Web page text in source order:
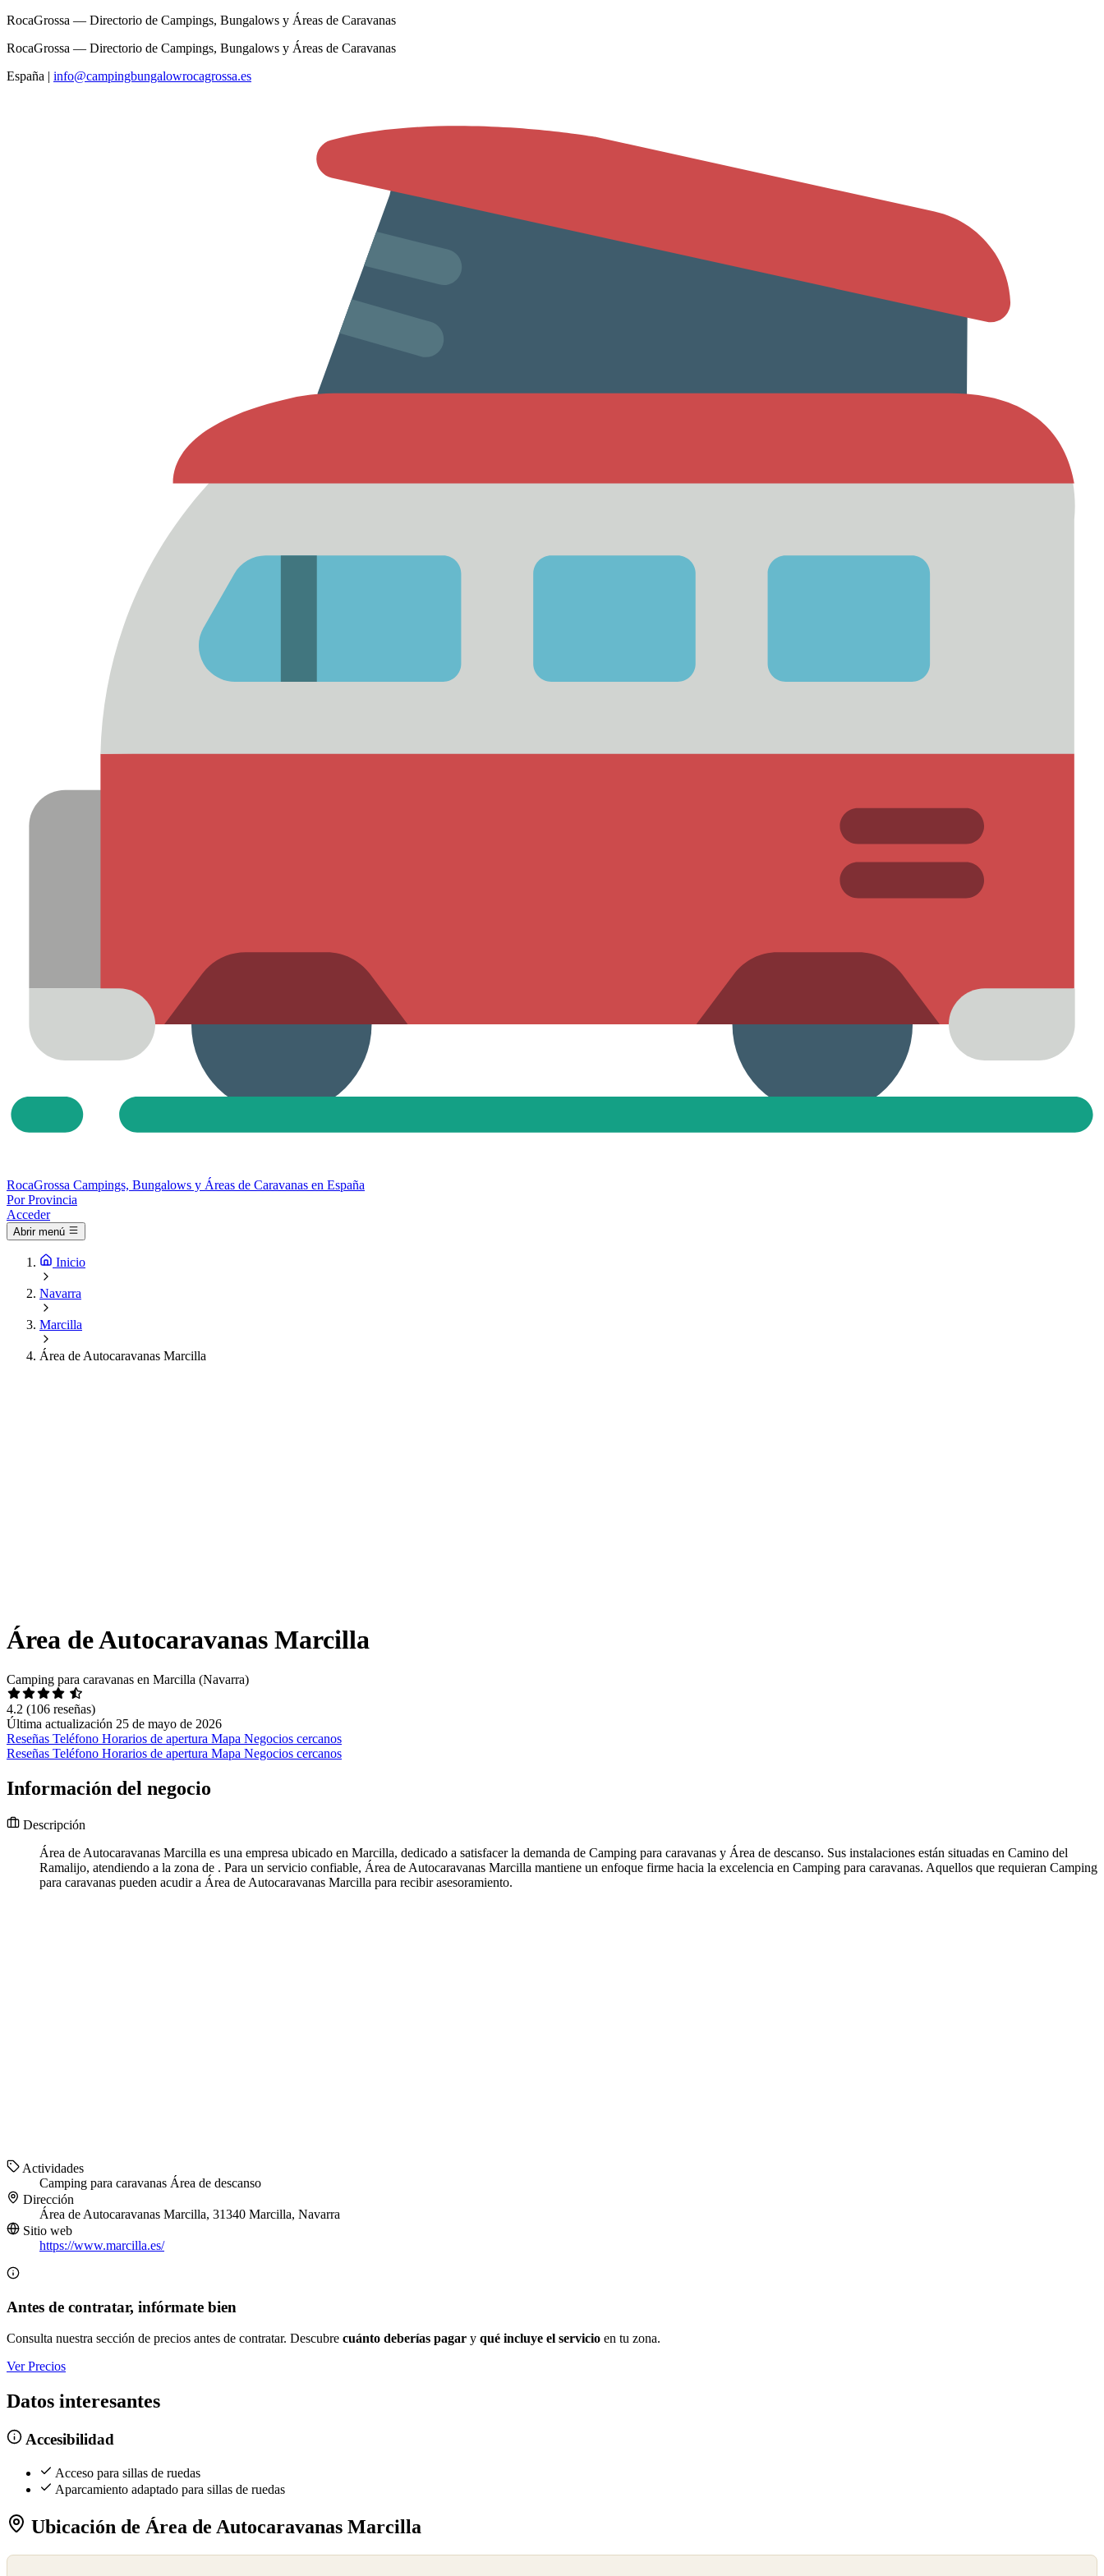
RocaGrossa — Directorio de Campings, Bungalows y Áreas de Caravanas
RocaGrossa — Directorio de Campings, Bungalows y Áreas de Caravanas
España | info@campingbungalowrocagrossa.es
RocaGrossa Campings, Bungalows y Áreas de Caravanas en España
Por Provincia
Acceder
Abrir menú
Inicio
Navarra
Marcilla
Área de Autocaravanas Marcilla
Área de Autocaravanas Marcilla
Camping para caravanas en Marcilla (Navarra)
4.2 (106 reseñas)
Última actualización 25 de mayo de 2026
Reseñas Teléfono Horarios de apertura Mapa Negocios cercanos
Reseñas Teléfono Horarios de apertura Mapa Negocios cercanos
Información del negocio
Descripción
Área de Autocaravanas Marcilla es una empresa ubicado en Marcilla, dedicado a satisfacer la demanda de Camping para caravanas y Área de descanso. Sus instalaciones están situadas en Camino del
Ramalijo, atendiendo a la zona de . Para un servicio confiable, Área de Autocaravanas Marcilla mantiene un enfoque firme hacia la excelencia en Camping para caravanas. Aquellos que requieran Camping
para caravanas pueden acudir a Área de Autocaravanas Marcilla para recibir asesoramiento.
Actividades
Camping para caravanas Área de descanso
Dirección
Área de Autocaravanas Marcilla, 31340 Marcilla, Navarra
Sitio web
https://www.marcilla.es/
Antes de contratar, infórmate bien
Consulta nuestra sección de precios antes de contratar. Descubre cuánto deberías pagar y qué incluye el servicio en tu zona.
Ver Precios
Datos interesantes
Accesibilidad
Acceso para sillas de ruedas
Aparcamiento adaptado para sillas de ruedas
Ubicación de Área de Autocaravanas Marcilla